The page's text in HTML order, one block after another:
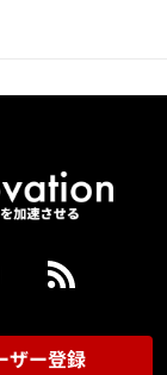
ザー登録